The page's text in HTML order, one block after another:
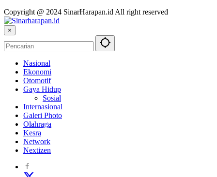
Copyright @ 2024 SinarHarapan.id All right reserved
×
Nasional
Ekonomi
Otomotif
Gaya Hidup
Sosial
Internasional
Galeri Photo
Olahraga
Kesra
Network
Nextizen